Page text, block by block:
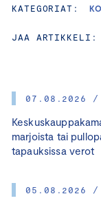
07.08.2026 /
marjoista tai
tapauksissa verot
05.08.2026 /
KATEGORIAT:
JAA ARTIKKELI: